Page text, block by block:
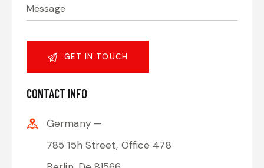
CONTACT INFO
Germany —
785 15h Street, Office 478